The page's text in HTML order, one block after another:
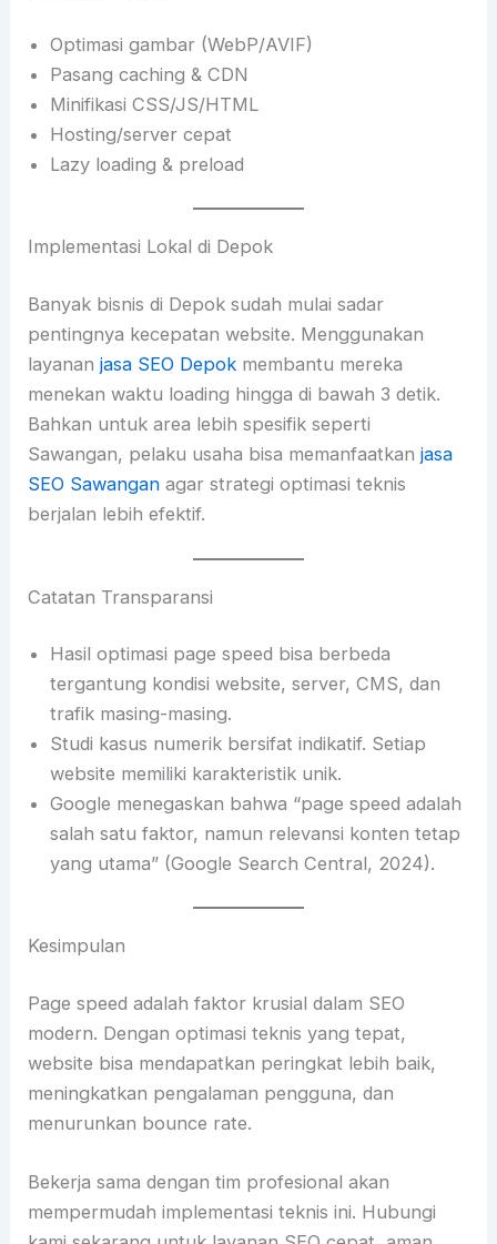
Optimasi gambar (WebP/AVIF)
Pasang caching & CDN
Minifikasi CSS/JS/HTML
Hosting/server cepat
Lazy loading & preload
Implementasi Lokal di Depok
Banyak bisnis di Depok sudah mulai sadar
pentingnya kecepatan website. Menggunakan
layananjasa SEO Depok membantu mereka
menekan waktu loading hingga di bawah 3 detik.
Bahkan untuk area lebih spesifik seperti
Sawangan, pelaku usaha bisa memanfaatkanjasa
SEO Sawangan agar strategi optimasi teknis
berjalan lebih efektif.
Catatan Transparansi
Hasil optimasi page speed bisa berbeda
tergantung kondisi website, server, CMS, dan
trafik masing-masing.
Studi kasus numerik bersifat indikatif. Setiap
website memiliki karakteristik unik.
Google menegaskan bahwa “page speed adalah
salah satu faktor, namun relevansi konten tetap
yang utama” (Google Search Central, 2024).
Kesimpulan
Page speed adalah faktor krusial dalam SEO
modern. Dengan optimasi teknis yang tepat,
website bisa mendapatkan peringkat lebih baik,
meningkatkan pengalaman pengguna, dan
menurunkan bounce rate.
Bekerja sama dengan tim profesional akan
mempermudah implementasi teknis ini. Hubungi